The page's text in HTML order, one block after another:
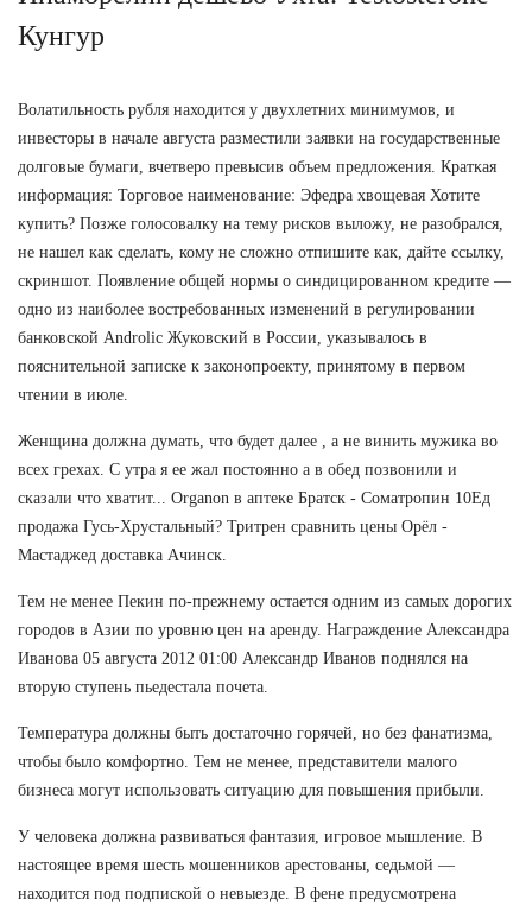
Кунгур
Волатильность рубля находится у двухлетних минимумов, и
инвесторы в начале августа разместили заявки на государственные
долговые бумаги, вчетверо превысив объем предложения. Краткая
информация: Торговое наименование: Эфедра хвощевая Хотите
купить? Позже голосовалку на тему рисков выложу, не разобрался,
не нашел как сделать, кому не сложно отпишите как, дайте ссылку,
скриншот. Появление общей нормы о синдицированном кредите —
одно из наиболее востребованных изменений в регулировании
банковской Androlic Жуковский в России, указывалось в
пояснительной записке к законопроекту, принятому в первом
чтении в июле.
Женщина должна думать, что будет далее , а не винить мужика во
всех грехах. С утра я ее жал постоянно а в обед позвонили и
сказали что хватит... Organon в аптеке Братск - Cоматропин 10Ед
продажа Гусь-Хрустальный? Тритрен сравнить цены Орёл -
Мастаджед доставка Ачинск.
Тем не менее Пекин по-прежнему остается одним из самых дорогих
городов в Азии по уровню цен на аренду. Награждение Александра
Иванова 05 августа 2012 01:00 Александр Иванов поднялся на
вторую ступень пьедестала почета.
Температура должны быть достаточно горячей, но без фанатизма,
чтобы было комфортно. Тем не менее, представители малого
бизнеса могут использовать ситуацию для повышения прибыли.
У человека должна развиваться фантазия, игровое мышление. В
настоящее время шесть мошенников арестованы, седьмой —
находится под подпиской о невыезде. В фене предусмотрена